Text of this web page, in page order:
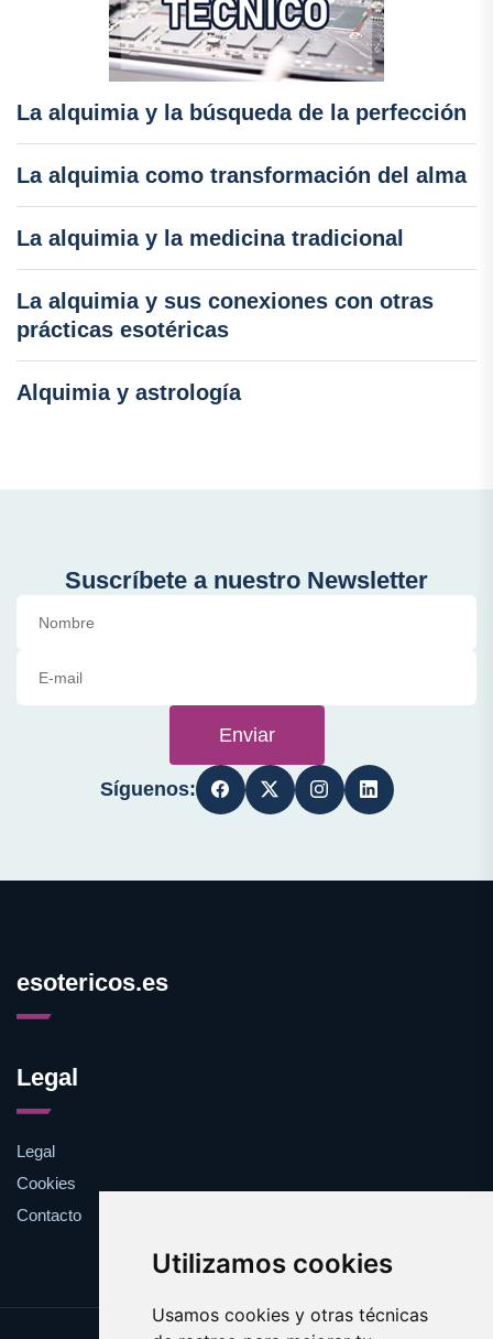
Utilizamos cookies
Usamos cookies y otras técnicas
La alquimia y la búsqueda de la perfección
La alquimia como transformación del alma
La alquimia y la medicina tradicional
La alquimia y sus conexiones con otras
prácticas esotéricas
Alquimia y astrología
Suscríbete a nuestro Newsletter
Enviar
Síguenos:
esotericos.es
Legal
Legal
Cookies
Contacto